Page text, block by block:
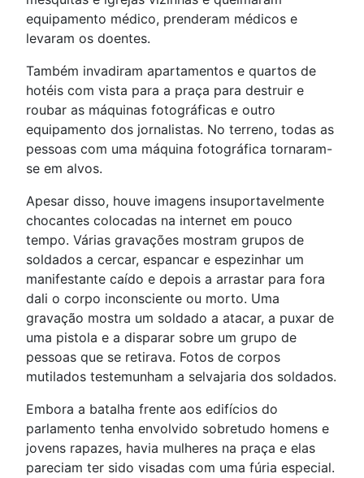
equipamento médico, prenderam médicos e
levaram os doentes.
Também invadiram apartamentos e quartos de
hotéis com vista para a praça para destruir e
roubar as máquinas fotográficas e outro
equipamento dos jornalistas. No terreno, todas as
pessoas com uma máquina fotográfica tornaram-
se em alvos.
Apesar disso, houve imagens insuportavelmente
chocantes colocadas na internet em pouco
tempo. Várias gravações mostram grupos de
soldados a cercar, espancar e espezinhar um
manifestante caído e depois a arrastar para fora
dali o corpo inconsciente ou morto. Uma
gravação mostra um soldado a atacar, a puxar de
uma pistola e a disparar sobre um grupo de
pessoas que se retirava. Fotos de corpos
mutilados testemunham a selvajaria dos soldados.
Embora a batalha frente aos edifícios do
parlamento tenha envolvido sobretudo homens e
jovens rapazes, havia mulheres na praça e elas
pareciam ter sido visadas com uma fúria especial.